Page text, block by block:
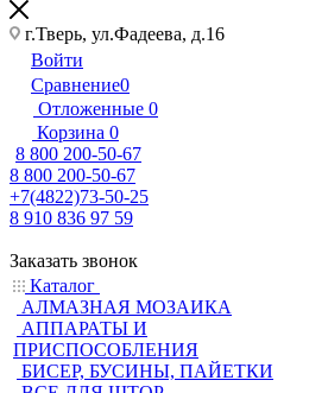
г.Тверь, ул.Фадеева, д.16
Войти
Сравнение0
Отложенные 0
Корзина 0
8 800 200-50-67
8 800 200-50-67
+7(4822)73-50-25
8 910 836 97 59
Заказать звонок
Каталог
АЛМАЗНАЯ МОЗАИКА
АППАРАТЫ И
ПРИСПОСОБЛЕНИЯ
БИСЕР, БУСИНЫ, ПАЙЕТКИ